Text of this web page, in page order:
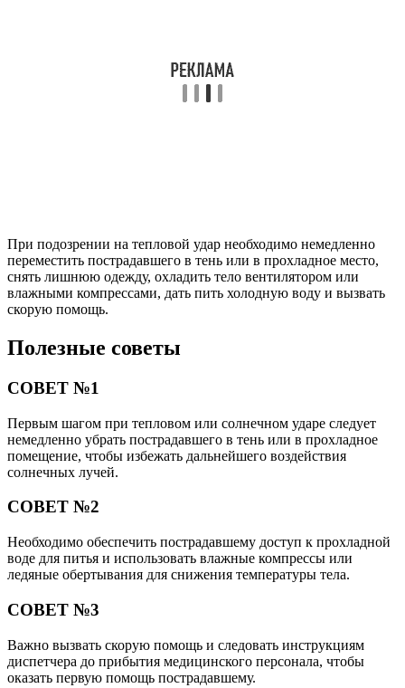
При подозрении на тепловой удар необходимо немедленно
переместить пострадавшего в тень или в прохладное место,
снять лишнюю одежду, охладить тело вентилятором или
влажными компрессами, дать пить холодную воду и вызвать
скорую помощь.
Полезные советы
СОВЕТ №1
Первым шагом при тепловом или солнечном ударе следует
немедленно убрать пострадавшего в тень или в прохладное
помещение, чтобы избежать дальнейшего воздействия
солнечных лучей.
СОВЕТ №2
Необходимо обеспечить пострадавшему доступ к прохладной
воде для питья и использовать влажные компрессы или
ледяные обертывания для снижения температуры тела.
СОВЕТ №3
Важно вызвать скорую помощь и следовать инструкциям
диспетчера до прибытия медицинского персонала, чтобы
оказать первую помощь пострадавшему.